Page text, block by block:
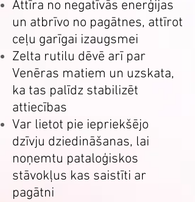
Attīra no negatīvās enerģijas
un atbrīvo no pagātnes, attīrot
ceļu garīgai izaugsmei
Zelta rutilu dēvē arī par
Venēras matiem un uzskata,
ka tas palīdz stabilizēt
attiecības
Var lietot pie iepriekšējo
dzīvju dziedināšanas, lai
noņemtu pataloģiskos
stāvokļus kas saistīti ar
pagātni